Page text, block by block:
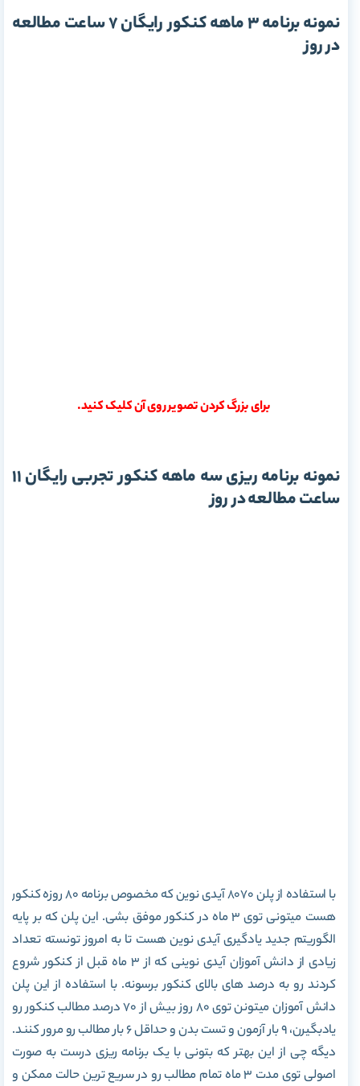
نمونه برنامه ۳ ماهه کنکور رایگان 7 ساعت مطالعه
در روز
برای بزرگ کردن تصویر روی آن کلیک کنید.
نمونه برنامه ریزی سه ماهه کنکور تجربی رایگان 11
ساعت مطالعه در روز
با استفاده از پلن 8070 آیدی نوین که مخصوص برنامه 80 روزه کنکور
هست میتونی توی 3 ماه در کنکور موفق بشی. این پلن که بر پایه
الگوریتم جدید یادگیری آیدی نوین هست تا به امروز تونسته تعداد
زیادی از دانش آموزان آیدی نوینی که از 3 ماه قبل از کنکور شروع
کردند رو به درصد های بالای کنکور برسونه. با استفاده از این پلن
دانش آموزان میتونن توی 80 روز بیش از 70 درصد مطالب کنکور رو
یادبگیرن، 9 بار آزمون و تست بدن و حداقل 6 بار مطالب رو مرور کنند.
دیگه چی از این بهتر که بتونی با یک برنامه ریزی درست به صورت
اصولی توی مدت 3 ماه تمام مطالب رو در سریع ترین حالت ممکن و